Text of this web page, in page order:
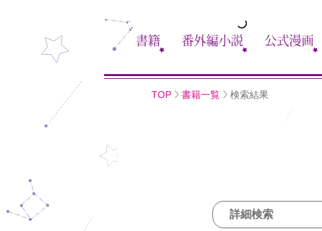
書籍 番外編小説 公式漫画
TOP 書籍一覧 検索結果
詳細検索